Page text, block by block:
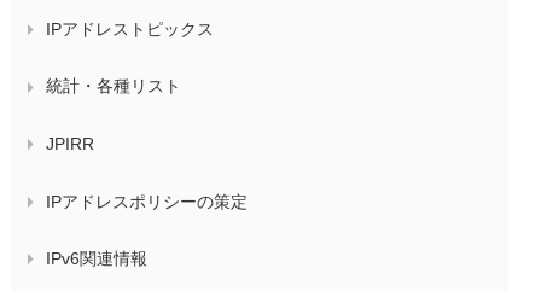
IPアドレストピックス
統計・各種リスト
JPIRR
IPアドレスポリシーの策定
IPv6関連情報